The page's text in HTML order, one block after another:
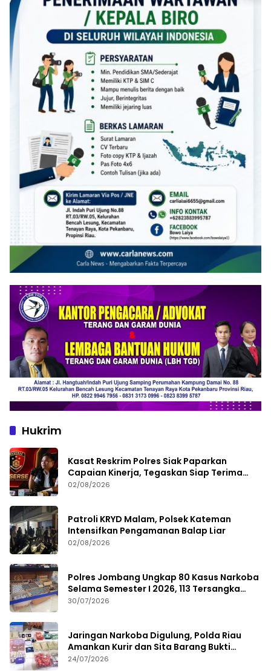
Hukrim
Kasat Reskrim Polres Siak Paparkan
Capaian Kinerja, Tegaskan Siap Terima
Kritik dan Evaluasi
02/08/2026
Patroli KRYD Malam, Polsek Kateman
Intensifkan Pengamanan Balap Liar
02/08/2026
Polres Jombang Ungkap 80 Kasus Narkoba
Selama Semester I 2026, 113 Tersangka
Diamankan
30/07/2026
Jaringan Narkoba Digulung, Polda Riau
Amankan Kurir dan Sita Barang Bukti
Bernilai Fantastis
24/07/2026